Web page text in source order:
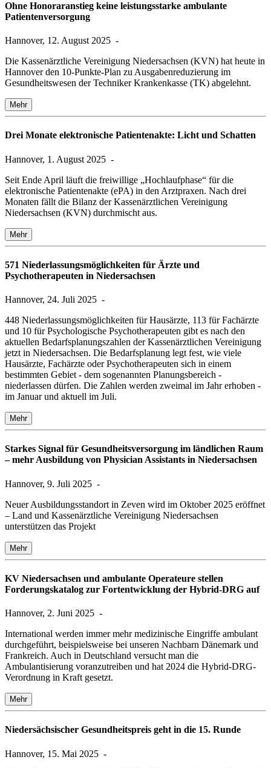
Ohne Honoraranstieg keine leistungsstarke ambulante
Patientenversorgung
Hannover, 12. August 2025 -
Die Kassenärztliche Vereinigung Niedersachsen (KVN) hat heute in
Hannover den 10-Punkte-Plan zu Ausgabenreduzierung im
Gesundheitswesen der Techniker Krankenkasse (TK) abgelehnt.
Mehr
Drei Monate elektronische Patientenakte: Licht und Schatten
Hannover, 1. August 2025 -
Seit Ende April läuft die freiwillige „Hochlaufphase“ für die
elektronische Patientenakte (ePA) in den Arztpraxen. Nach drei
Monaten fällt die Bilanz der Kassenärztlichen Vereinigung
Niedersachsen (KVN) durchmischt aus.
Mehr
571 Niederlassungsmöglichkeiten für Ärzte und
Psychotherapeuten in Niedersachsen
Hannover, 24. Juli 2025 -
448 Niederlassungsmöglichkeiten für Hausärzte, 113 für Fachärzte
und 10 für Psychologische Psychotherapeuten gibt es nach den
aktuellen Bedarfsplanungszahlen der Kassenärztlichen Vereinigung
jetzt in Niedersachsen. Die Bedarfsplanung legt fest, wie viele
Hausärzte, Fachärzte oder Psychotherapeuten sich in einem
bestimmten Gebiet - dem sogenannten Planungsbereich -
niederlassen dürfen. Die Zahlen werden zweimal im Jahr erhoben -
im Januar und aktuell im Juli.
Mehr
Starkes Signal für Gesundheitsversorgung im ländlichen Raum
– mehr Ausbildung von Physician Assistants in Niedersachsen
Hannover, 9. Juli 2025 -
Neuer Ausbildungsstandort in Zeven wird im Oktober 2025 eröffnet
– Land und Kassenärztliche Vereinigung Niedersachsen
unterstützen das Projekt
Mehr
KV Niedersachsen und ambulante Operateure stellen
Forderungskatalog zur Fortentwicklung der Hybrid-DRG auf
Hannover, 2. Juni 2025 -
International werden immer mehr medizinische Eingriffe ambulant
durchgeführt, beispielsweise bei unseren Nachbarn Dänemark und
Frankreich. Auch in Deutschland versucht man die
Ambulantisierung voranzutreiben und hat 2024 die Hybrid-DRG-
Verordnung in Kraft gesetzt.
Mehr
Niedersächsischer Gesundheitspreis geht in die 15. Runde
Hannover, 15. Mai 2025 -